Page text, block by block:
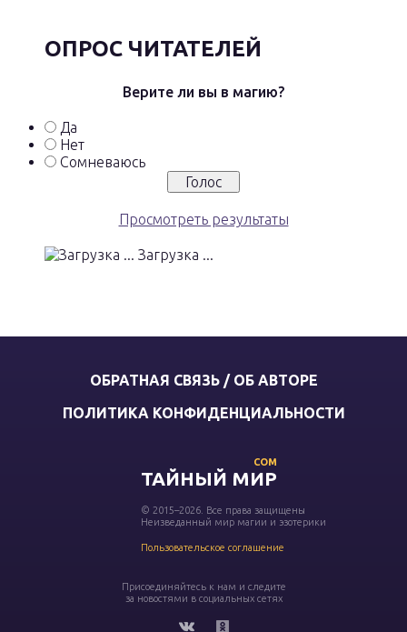
ОПРОС ЧИТАТЕЛЕЙ
Верите ли вы в магию?
Да
Нет
Сомневаюсь
Просмотреть результаты
Загрузка ...
ОБРАТНАЯ СВЯЗЬ / ОБ АВТОРЕ
ПОЛИТИКА КОНФИДЕНЦИАЛЬНОСТИ
ТАЙНЫЙ МИР
COM
© 2015–2026. Все права защищены
Неизведанный мир магии и эзотерики
Пользовательское соглашение
Присоединяйтесь к нам и следите
за новостями в социальных сетях